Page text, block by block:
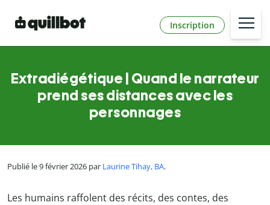
Inscription
Extradiégétique | Quand le narrateur
prend ses distances avec les
personnages
Publié le 9 février 2026 par Laurine Tihay, BA.
Les humains raffolent des récits, des contes, des